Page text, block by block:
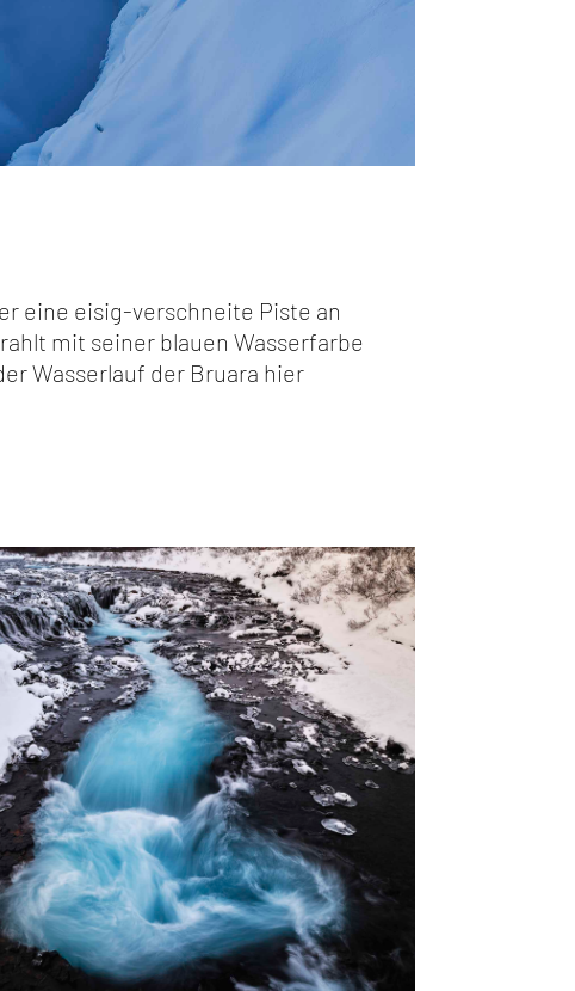
eine eisig-verschneite Piste an
mit seiner blauen Wasserfarbe
Wasserlauf der Bruara hier